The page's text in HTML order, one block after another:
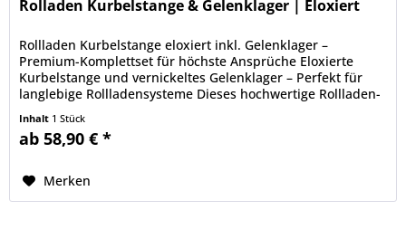
Rolladen Kurbelstange & Gelenklager | Eloxiert
Rollladen Kurbelstange eloxiert inkl. Gelenklager –
Premium-Komplettset für höchste Ansprüche Eloxierte
Kurbelstange und vernickeltes Gelenklager – Perfekt für
langlebige Rollladensysteme Dieses hochwertige Rollladen-
Inhalt 1 Stück
ab 58,90 € *
Merken